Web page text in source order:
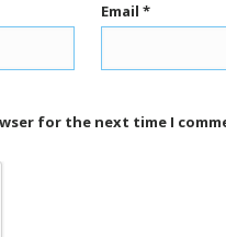
Email *
for the next time I